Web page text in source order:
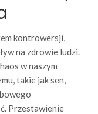
kontrowersji,
na zdrowie ludzi.
w naszym
takie jak sen,
Przestawienie